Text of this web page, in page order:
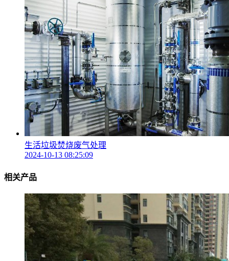
生活垃圾焚烧废气处理
2024-10-13 08:25:09
相关产品